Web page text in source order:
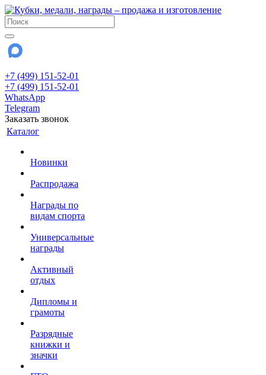
+7 (499) 151-52-01
+7 (499) 151-52-01
WhatsApp
Telegram
Заказать звонок
Каталог
Новинки
Распродажа
Награды по
видам спорта
Универсальные
награды
Активный
отдых
Дипломы и
грамоты
Разрядные
книжки и
значки